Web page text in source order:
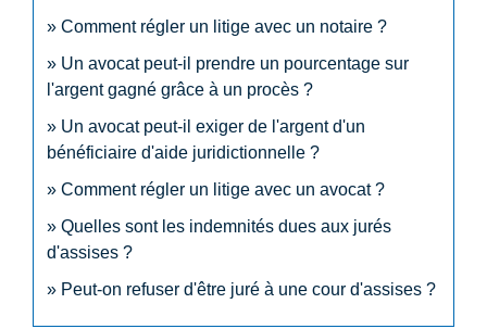
Comment régler un litige avec un notaire ?
Un avocat peut-il prendre un pourcentage sur
l'argent gagné grâce à un procès ?
Un avocat peut-il exiger de l'argent d'un
bénéficiaire d'aide juridictionnelle ?
Comment régler un litige avec un avocat ?
Quelles sont les indemnités dues aux jurés
d'assises ?
Peut-on refuser d'être juré à une cour d'assises ?